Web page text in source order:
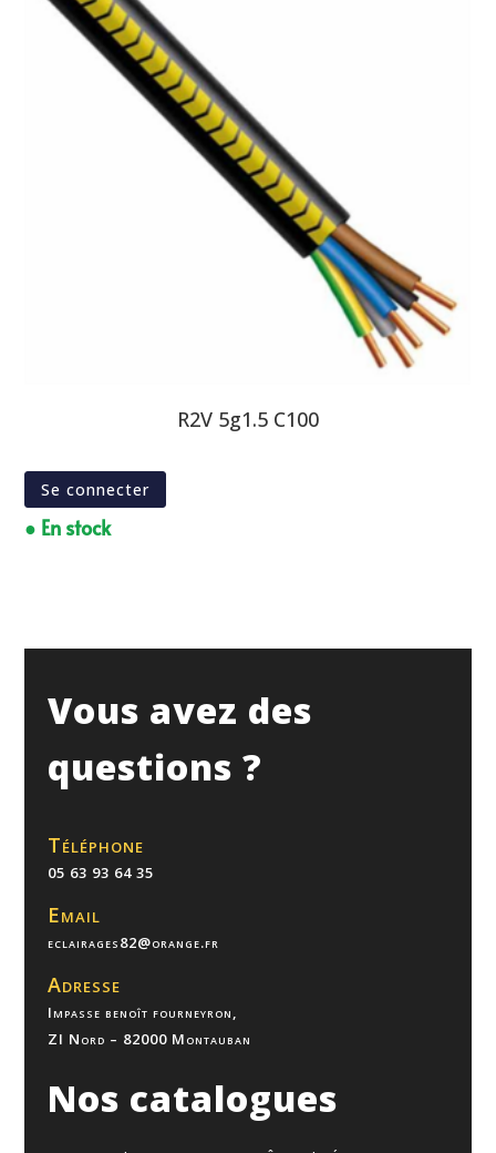
R2V 5g1.5 C100
Se connecter
● En stock
Vous avez des
questions ?
Téléphone
05 63 93 64 35
Email
eclairages82@orange.fr
Adresse
Impasse benoît fourneyron,
ZI Nord – 82000 Montauban
Nos catalogues